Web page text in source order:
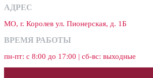
АДРЕС
МО, г. Королев ул. Пионерская, д. 1Б
ВРЕМЯ РАБОТЫ
пн-пт: с 8:00 до 17:00 | сб-вс: выходные